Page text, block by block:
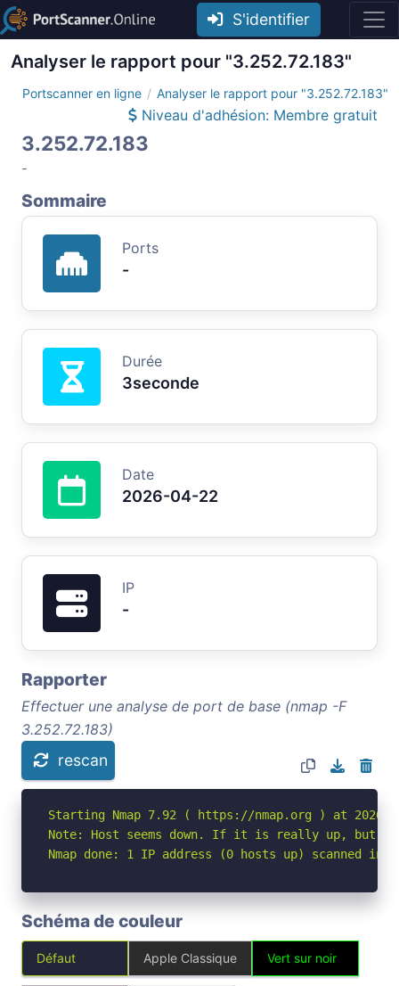
S'identifier
Analyser le rapport pour "3.252.72.183"
Portscanner en ligne Analyser le rapport pour "3.252.72.183"
Niveau d'adhésion: Membre gratuit
3.252.72.183
-
Sommaire
Ports
-
Durée
3seconde
Date
2026-04-22
IP
-
Rapporter
Effectuer une analyse de port de base (nmap -F
3.252.72.183)
rescan
Starting Nmap 7.92 ( https://nmap.org ) at 2026-
Note: Host seems down. If it is really up, but
Nmap done: 1 IP address (0 hosts up) scanned in
Schéma de couleur
Défaut Apple Classique Vert sur noir